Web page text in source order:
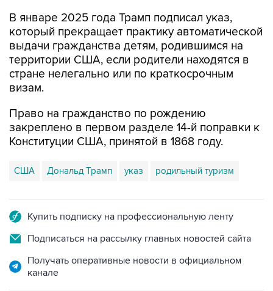
В январе 2025 года Трамп подписал указ,
который прекращает практику автоматической
выдачи гражданства детям, родившимся на
территории США, если родители находятся в
стране нелегально или по краткосрочным
визам.
Право на гражданство по рождению
закреплено в первом разделе 14-й поправки к
Конституции США, принятой в 1868 году.
США Дональд Трамп указ родильный туризм
Купить подписку на профессиональную ленту
Подписаться на рассылку главных новостей сайта
Получать оперативные новости в официальном
канале